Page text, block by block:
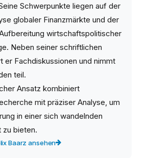
Schwerpunkte liegen auf der
globaler Finanzmärkte und der
wirtschaftspolitischer
Neben seiner schriftlichen
er Fachdiskussionen und nimmt
teil.
Ansatz kombiniert
mit präziser Analyse, um
in einer sich wandelnden
bieten.
Baarz ansehen